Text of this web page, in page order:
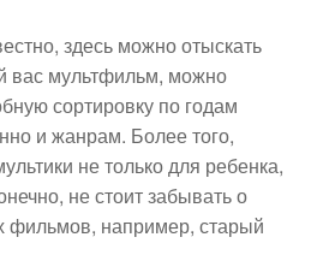
здесь можно отыскать
вас мультфильм, можно
сортировку по годам
и жанрам. Более того,
не только для ребенка,
не стоит забывать о
фильмов, например, старый